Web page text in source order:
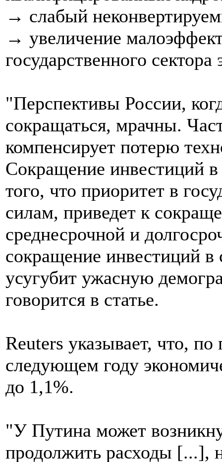
→ слабый
→ увеличение
государственного
"Перспективы России,
сокращаться, мрачны.
компенсирует потерю
Сокращение инвестиций
того, что приоритет в
силам, приведет к
среднесрочной и
сокращение инвестиций в
усугубит ужасную
говорится в статье.
Reuters указывает, что,
следующем году
до 1,1%.
"У Путина может
продолжить расходы [...],